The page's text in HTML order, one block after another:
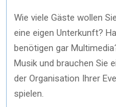
Wie viele Gäste wollen
eine eigen Unterkunft?
benötigen gar
Musik und brauchen Sie
der Organisation Ihrer
spielen.